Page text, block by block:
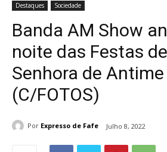
Destaques Sociedade
Banda AM Show
noite das Festas
Senhora de Antime
(C/FOTOS)
Por Expresso de Fafe Julho 8, 2022